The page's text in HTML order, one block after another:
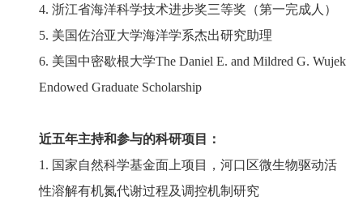
4. 浙江省海洋科学技术进步奖三等奖（第一完成人）
5. 美国佐治亚大学海洋学系杰出研究助理
6. 美国中密歇根大学The Daniel E. and Mildred G. Wujek
Endowed Graduate Scholarship
近五年主持和参与的科研项目：
1. 国家自然科学基金面上项目，河口区微生物驱动活
性溶解有机氮代谢过程及调控机制研究